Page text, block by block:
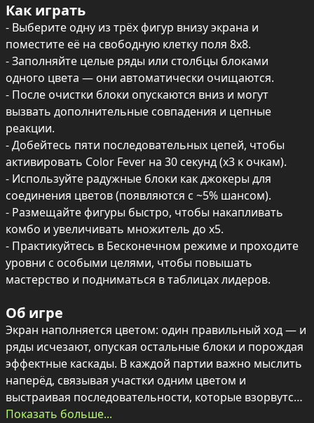
Как играть
- Выберите одну из трёх фигур внизу экрана и
поместите её на свободную клетку поля 8x8.
- Заполняйте целые ряды или столбцы блоками
одного цвета — они автоматически очищаются.
- После очистки блоки опускаются вниз и могут
вызвать дополнительные совпадения и цепные
реакции.
- Добейтесь пяти последовательных цепей, чтобы
активировать Color Fever на 30 секунд (x3 к очкам).
- Используйте радужные блоки как джокеры для
соединения цветов (появляются с ~5% шансом).
- Размещайте фигуры быстро, чтобы накапливать
комбо и увеличивать множитель до x5.
- Практикуйтесь в Бесконечном режиме и проходите
уровни с особыми целями, чтобы повышать
мастерство и подниматься в таблицах лидеров.
Об игре
Экран наполняется цветом: один правильный ход — и
ряды исчезают, опуская остальные блоки и порождая
эффектные каскады. В каждой партии важно мыслить
наперёд, связывая участки одним цветом и
выстраивая последовательности, которые взорвутся
цепочками очисток.
Показать больше...